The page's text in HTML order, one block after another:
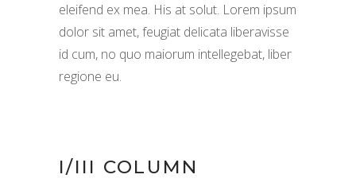
eleifend ex mea. His at solut. Lorem ipsum
dolor sit amet, feugiat delicata liberavisse
id cum, no quo maiorum intellegebat, liber
regione eu.
I/III COLUMN